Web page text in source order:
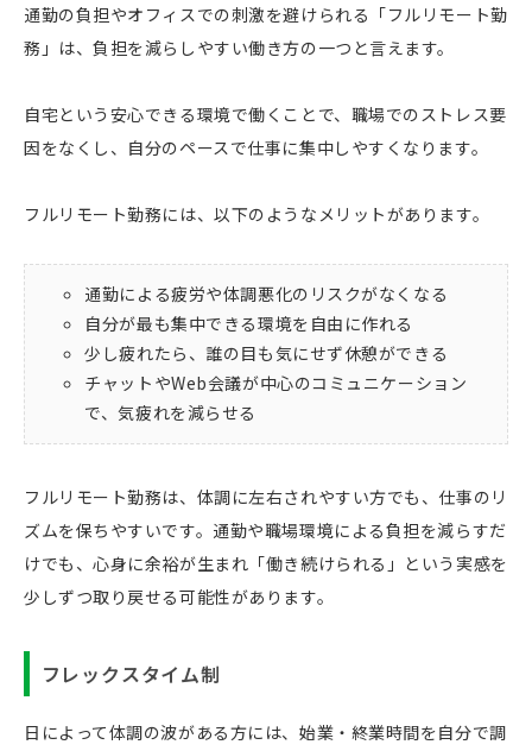
通勤の負担やオフィスでの刺激を避けられる「フルリモート勤
務」は、負担を減らしやすい働き方の一つと言えます。
自宅という安心できる環境で働くことで、職場でのストレス要
因をなくし、自分のペースで仕事に集中しやすくなります。
フルリモート勤務には、以下のようなメリットがあります。
通勤による疲労や体調悪化のリスクがなくなる
自分が最も集中できる環境を自由に作れる
少し疲れたら、誰の目も気にせず休憩ができる
チャットやWeb会議が中心のコミュニケーション
で、気疲れを減らせる
フルリモート勤務は、体調に左右されやすい方でも、仕事のリ
ズムを保ちやすいです。通勤や職場環境による負担を減らすだ
けでも、心身に余裕が生まれ「働き続けられる」という実感を
少しずつ取り戻せる可能性があります。
フレックスタイム制
日によって体調の波がある方には、始業・終業時間を自分で調